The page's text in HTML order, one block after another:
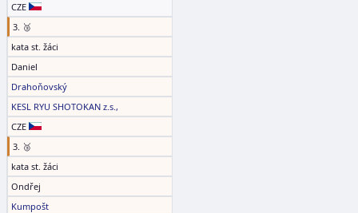
CZE
3. 🥉
kata st. žáci
Daniel
Drahoňovský
KESL RYU SHOTOKAN z.s.,
CZE
3. 🥉
kata st. žáci
Ondřej
Kumpošt